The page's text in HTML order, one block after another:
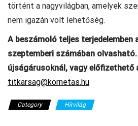
történt a nagyvilágban, amelyek
nem igazán volt lehetőség.
A beszámoló teljes terjedelemben
szeptemberi számában
újságárusoknál, vagy előfizethető
titkarsag@kornetas.hu
Category Hírvilág